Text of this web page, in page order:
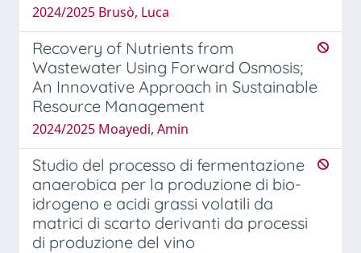
2024/2025 Brusò, Luca
Recovery of Nutrients from
Wastewater Using Forward Osmosis;
An Innovative Approach in Sustainable
Resource Management
2024/2025 Moayedi, Amin
Studio del processo di fermentazione
anaerobica per la produzione di bio-
idrogeno e acidi grassi volatili da
matrici di scarto derivanti da processi
di produzione del vino